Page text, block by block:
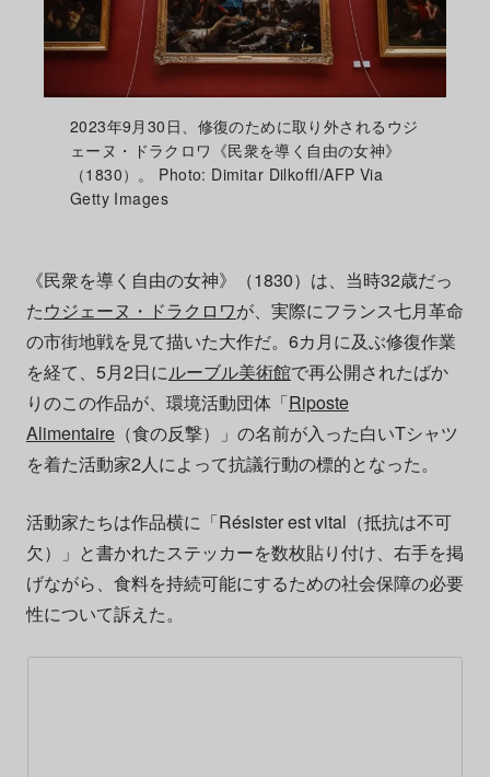
2023年9月30日、修復のために取り外されるウジ
ェーヌ・ドラクロワ《民衆を導く自由の女神》
（1830）。 Photo: Dimitar DilkoffI/AFP Via
Getty Images
《民衆を導く自由の女神》（1830）は、当時32歳だっ
たウジェーヌ・ドラクロワが、実際にフランス七月革命
の市街地戦を見て描いた大作だ。6カ月に及ぶ修復作業
を経て、5月2日にルーブル美術館で再公開されたばか
りのこの作品が、環境活動団体「Riposte
Alimentaire（食の反撃）」の名前が入った白いTシャツ
を着た活動家2人によって抗議行動の標的となった。
活動家たちは作品横に「Résister est vital（抵抗は不可
欠）」と書かれたステッカーを数枚貼り付け、右手を掲
げながら、食料を持続可能にするための社会保障の必要
性について訴えた。